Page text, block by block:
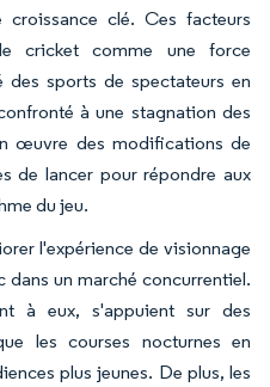
clé. Ces facteurs
cricket comme une force
des sports de spectateurs en
à une stagnation des
œuvre des modifications de
de lancer pour répondre aux
du jeu.
l'expérience de visionnage
un marché concurrentiel.
à eux, s'appuient sur des
les courses nocturnes en
plus jeunes. De plus, les